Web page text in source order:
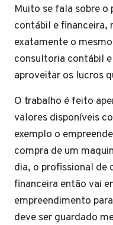
Muito se fala sobre
contábil e financeira,
exatamente o
consultoria contábil
aproveitar os lucros
O trabalho é feito
valores disponíveis
exemplo o
compra de um
dia, o profissional de
financeira então vai
empreendimento
deve ser guardado